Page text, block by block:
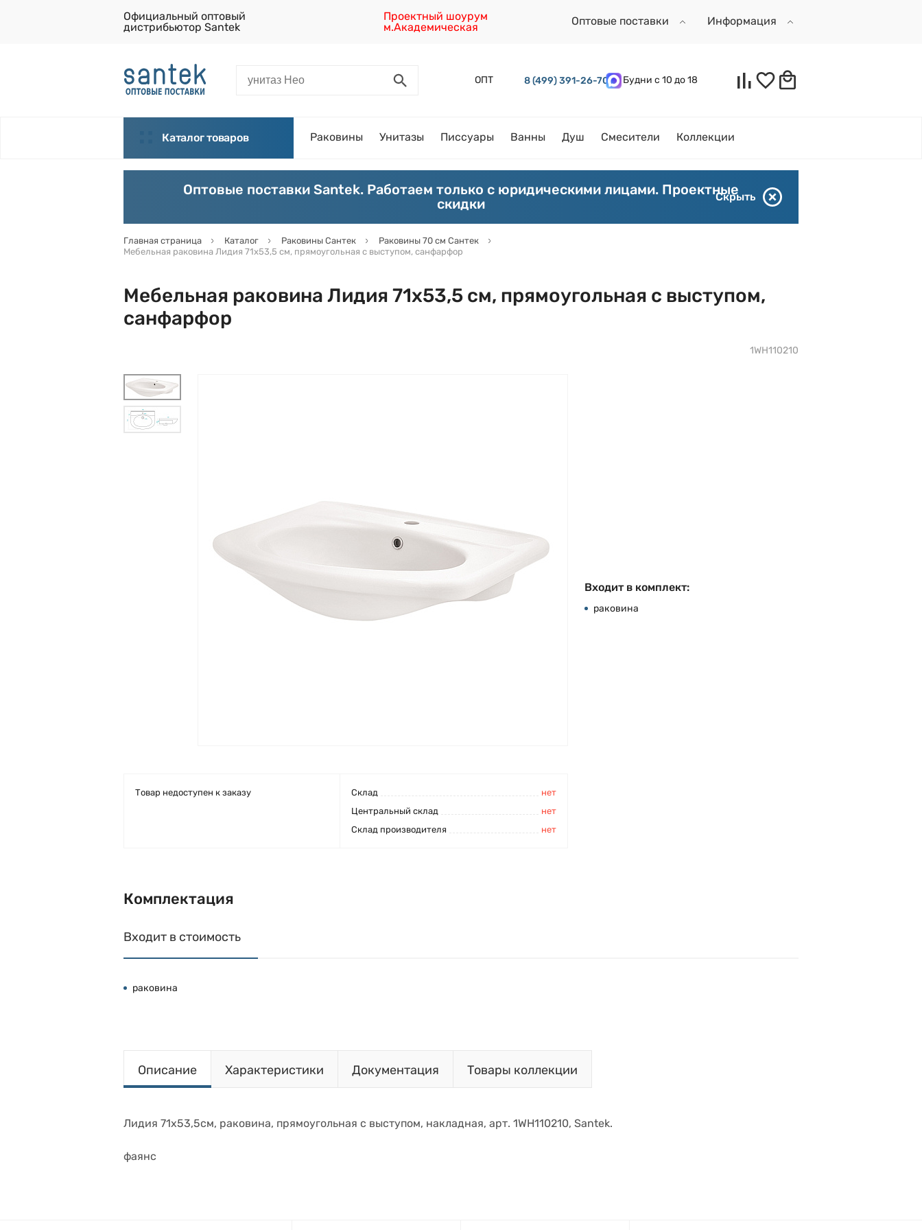
Официальный оптовый
дистрибьютор Santek
Проектный шоурум
м.Академическая
Оптовые поставки Информация
ОПТ 8 (499) 391-26-70 Будни с 10 до 18
Каталог товаров Раковины Унитазы Писсуары Ванны Душ Смесители Коллекции
Оптовые поставки Santek. Работаем только с юридическими лицами. Проектные
скидки
Скрыть
Главная страница Каталог Раковины Сантек
Раковины 70 см Сантек
Мебельная раковина Лидия 71х53,5 см, прямоугольная с выступом, санфарфор
Мебельная раковина Лидия 71х53,5 см, прямоугольная с выступом,
санфарфор
1WH110210
Товар недоступен к заказу Cклад
нет
Центральный склад
нет
Склад производителя
нет
Входит в комплект:
раковина
Комплектация
Входит в стоимость
раковина
Описание Характеристики Документация Товары коллекции
Лидия 71х53,5см, раковина, прямоугольная с выступом, накладная, арт. 1WH110210, Santek.
фаянс